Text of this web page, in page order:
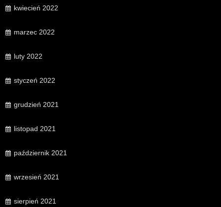
kwiecień 2022
marzec 2022
luty 2022
styczeń 2022
grudzień 2021
listopad 2021
październik 2021
wrzesień 2021
sierpień 2021